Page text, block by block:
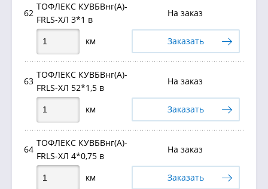
62
ТОФЛЕКС КУВБВнг(А)-
FRLS-ХЛ 3*1 в
На заказ
км Заказать
63
ТОФЛЕКС КУВБВнг(А)-
FRLS-ХЛ 52*1,5 в
На заказ
км Заказать
64
ТОФЛЕКС КУВБВнг(А)-
FRLS-ХЛ 4*0,75 в
На заказ
км Заказать